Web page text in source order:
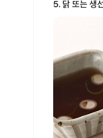
5. 닭 또는 생